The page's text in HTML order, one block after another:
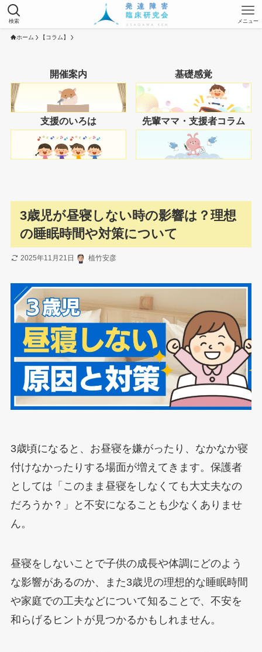
検索 メニュー
ホーム 【コラム】
開催案内 基礎感覚
支援のいろは 先輩ママ・支援者コラム
3歳児が昼寝しない時の影響は？理想
の睡眠時間や対策について
2025年11月21日 植竹安彦
3歳頃になると、お昼寝を嫌がったり、なかなか寝
付けなかったりする場面が増えてきます。保護者
としては「このまま昼寝をしなくても大丈夫なの
だろうか？」と不安になることも少なくありませ
ん。
昼寝をしないことで子供の成長や体調にどのよう
な影響があるのか、また3歳児の理想的な睡眠時間
や家庭での工夫などについて知ることで、不安を
和らげるヒントが見つかるかもしれません。